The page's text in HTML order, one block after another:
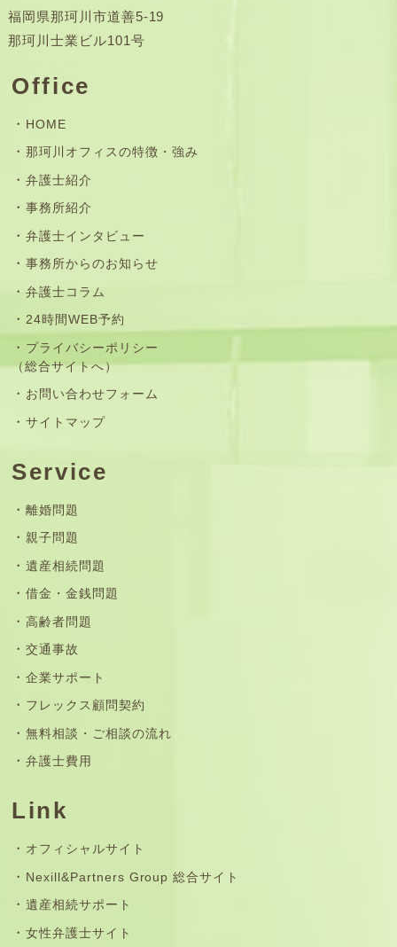
福岡県那珂川市道善5-19
那珂川士業ビル101号
Office
HOME
那珂川オフィスの特徴・強み
弁護士紹介
事務所紹介
弁護士インタビュー
事務所からのお知らせ
弁護士コラム
24時間WEB予約
プライバシーポリシー
（総合サイトへ）
お問い合わせフォーム
サイトマップ
Service
離婚問題
親子問題
遺産相続問題
借金・金銭問題
高齢者問題
交通事故
企業サポート
フレックス顧問契約
無料相談・ご相談の流れ
弁護士費用
Link
オフィシャルサイト
Nexill&Partners Group 総合サイト
遺産相続サポート
女性弁護士サイト